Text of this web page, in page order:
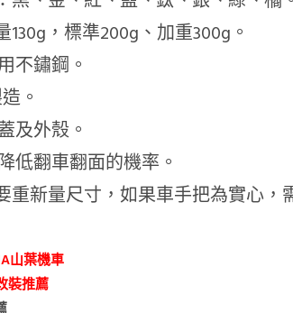
，標準200g、加重300g。
不鏽鋼。
。
及外殼。
低翻車翻面的機率。
重新量尺寸，如果車手把為實心，
山葉機車
裝推薦